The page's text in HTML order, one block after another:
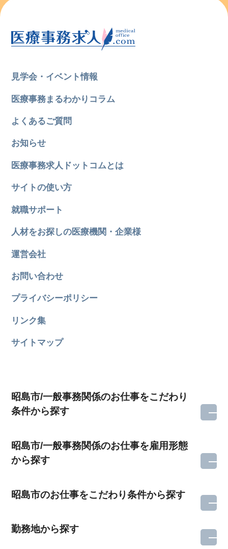
見学会・イベント情報
医療事務まるわかりコラム
よくあるご質問
お知らせ
医療事務求人ドットコムとは
サイトの使い方
就職サポート
人材をお探しの医療機関・企業様
運営会社
お問い合わせ
プライバシーポリシー
リンク集
サイトマップ
昭島市/一般事務関係のお仕事をこだわり
条件から探す
昭島市/一般事務関係のお仕事を雇用形態
から探す
昭島市のお仕事をこだわり条件から探す
勤務地から探す